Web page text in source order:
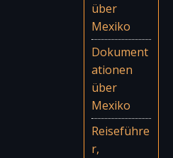
über
Mexiko
Dokument
ationen
über
Mexiko
Reiseführe
r,